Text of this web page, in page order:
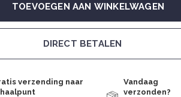
TOEVOEGEN AAN WINKELWAGEN
DIRECT BETALEN
verzending naar
Vandaag
verzonden?